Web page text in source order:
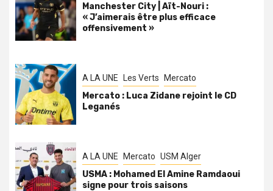
Manchester City | Aït-Nouri :
« J’aimerais être plus efficace
offensivement »
A LA UNE Les Verts Mercato
Mercato : Luca Zidane rejoint le CD
Leganés
A LA UNE Mercato USM Alger
USMA : Mohamed El Amine Ramdaoui
signe pour trois saisons